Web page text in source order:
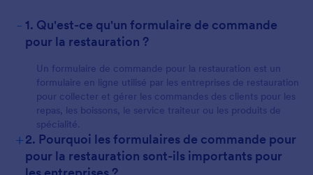
- 1. Qu'est-ce qu'un formulaire de commande
pour la restauration ?
Un formulaire de commande pour la restauration est un
formulaire en ligne utilisé par les entreprises de restauration
pour collecter et gérer les commandes des clients pour les
repas, les boissons, le service traiteur ou les produits de
spécialité.
+2. Pourquoi les formulaires de commande pour
pour la restauration sont-ils importants pour